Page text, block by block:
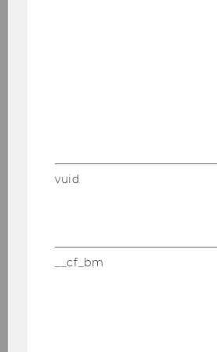
Kon­takt
ao.Univ.Prof. Doz.
vuid
__cf_bm